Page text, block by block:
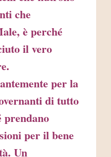
che
è perché
il vero
per la
di tutto
prendano
per il bene
Un